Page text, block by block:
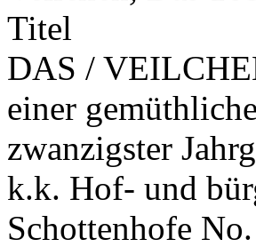
Titel
DAS /
einer
zwanzigster
k.k. Hof- und
Schottenhofe